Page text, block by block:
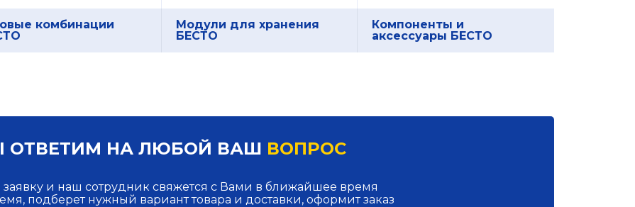
комбинации
Модули для хранения
БЕСТО
Компоненты и
аксессуары БЕСТО
ОТВЕТИМ НА ЛЮБОЙ ВАШ ВОПРОС
заявку и наш сотрудник свяжется с Вами в ближайшее время
подберет нужный вариант товара и доставки, оформит заказ